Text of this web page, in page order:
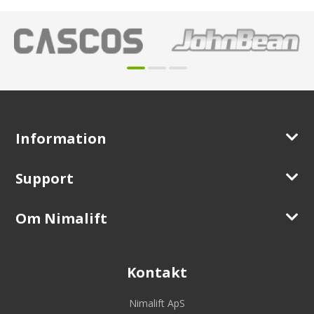
Information
Support
Om Nimalift
Kontakt
Nimalift ApS